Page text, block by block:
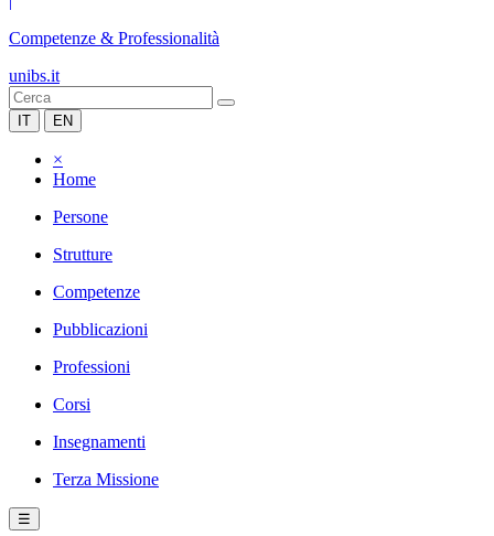
Competenze & Professionalità
unibs.it
IT EN
×
Home
Persone
Strutture
Competenze
Pubblicazioni
Professioni
Corsi
Insegnamenti
Terza Missione
☰